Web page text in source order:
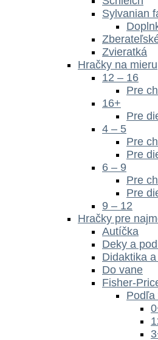
Sylvanian
Zvieratká
Hračky na mieru
12 – 16
Pre
16+
Pre
4 – 5
Pre
Pre
6 – 9
Pre
Pre
9 – 12
Hračky pre
Autíčka
Deky a
Didaktika
Do vane
Fisher-
Podľa